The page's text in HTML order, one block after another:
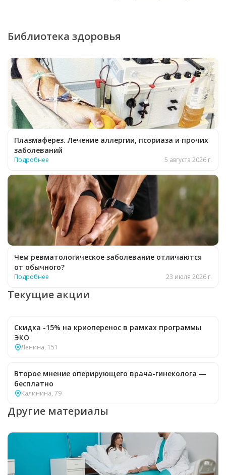
Библиотека здоровья
Плазмаферез. Лечение аллергии, псориаза и прочих
заболеваний
Подробнее 5 августа 2026 г.
Чем ревматологическое заболевание отличаются
от обычного?
Подробнее 23 июля 2026 г.
Текущие акции
Скидка -15% на криоперенос в рамках программы
ЭКО
Ленина, 151
Второе мнение оперирующего врача-гинеколога —
бесплатно
Калинина, 79
Другие материалы